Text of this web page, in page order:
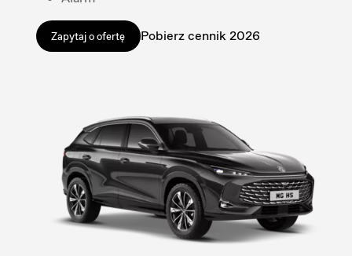
Zapytaj o ofertę Pobierz cennik 2026